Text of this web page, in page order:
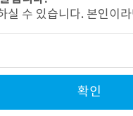
실 수 있습니다. 본인이
확인